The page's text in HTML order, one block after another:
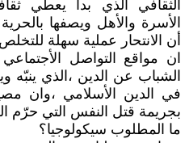
الثقافي الذي بدأ يعطي
الأسرة والأهل ويصفها
أن الانتحار عملية سهلة
ان مواقع التواصل
الشباب عن الدين ،الذي ينبّه
في الدين الأسلامي ،وان
بجريمة قتل النفس التي حرّم
ما المطلوب سيكولوجيا؟